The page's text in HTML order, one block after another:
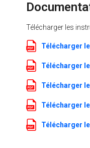
Télécharger les
Télécharger
Télécharger
Télécharger
Télécharger
Télécharger